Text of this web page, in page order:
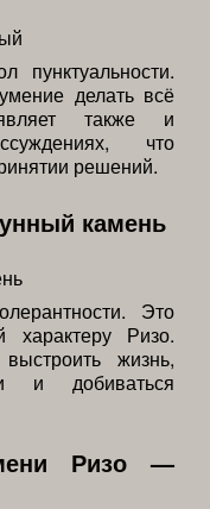
делать всё
также и
что
решений.
камень
Это
характеру Ризо.
жизнь,
и добиваться
Ризо —